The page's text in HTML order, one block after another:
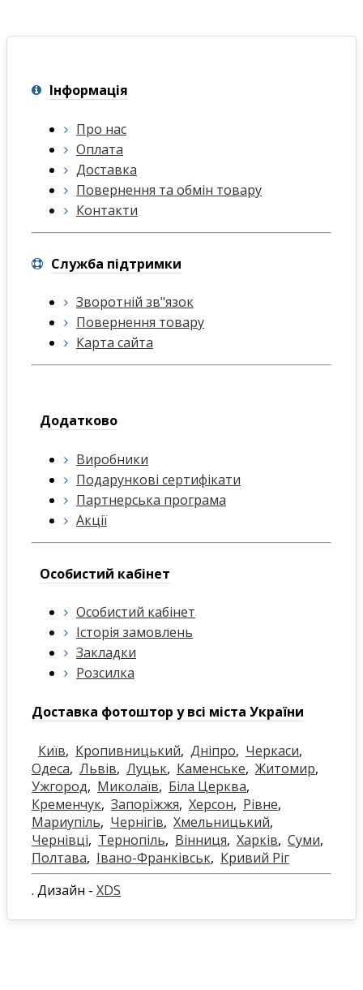
Інформація
Про нас
Оплата
Доставка
Повернення та обмін товару
Контакти
Служба підтримки
Зворотній зв"язок
Повернення товару
Карта сайта
Додатково
Виробники
Подарункові сертифікати
Партнерська програма
Акції
Особистий кабінет
Особистий кабінет
Історія замовлень
Закладки
Розсилка
Доставка фотоштор у всі міста України
Київ, Кропивницький, Дніпро, Черкаси,
Одеса, Львів, Луцьк, Каменське, Житомир,
Ужгород, Миколаїв, Біла Церква,
Кременчук, Запоріжжя, Херсон, Рівне,
Мариупіль, Чернігів, Хмельницький,
Чернівці, Тернопіль, Вінниця, Харків, Суми,
Полтава, Івано-Франківськ, Кривий Ріг
. Дизайн - XDS